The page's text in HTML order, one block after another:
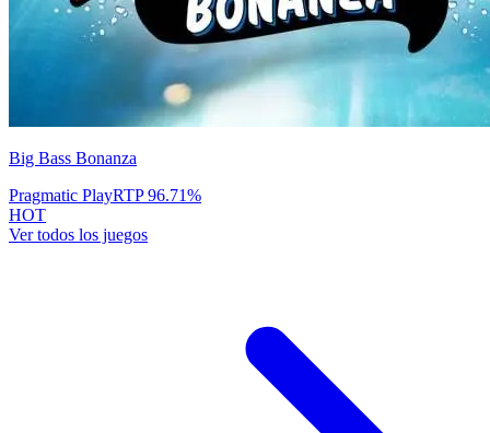
Big Bass Bonanza
Pragmatic PlayRTP96.71%
HOT
Ver todos los juegos